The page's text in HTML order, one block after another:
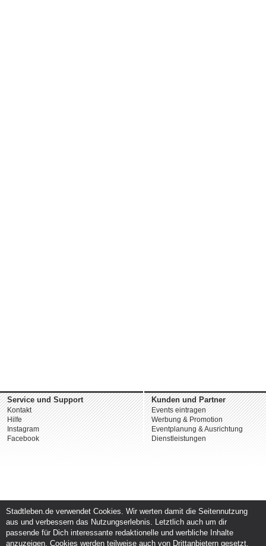
Service und Support
Kontakt
Hilfe
Instagram
Facebook
Kunden und Partner
Events eintragen
Werbung & Promotion
Eventplanung & Ausrichtung
Dienstleistungen
Stadtleben.de verwendet Cookies. Wir werten damit die Seitennutzung
aus und verbessern das Nutzungserlebnis. Letztlich auch um dir
passende für Dich interessante redaktionelle und werbliche Inhalte
anzuzeigen. Cookies werden teilweise auch von Drittanbietern gesetzt.